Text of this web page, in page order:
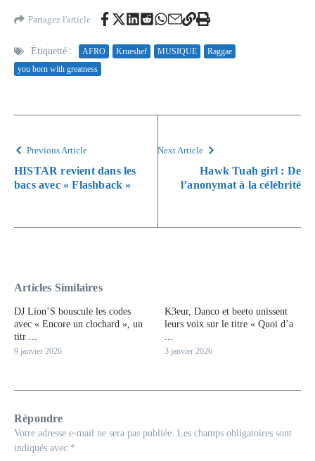
Partagez l'article
Étiquetté : AFRO Krueshef MUSIQUE
Raggae
you born with greatness
Previous Article
HISTAR revient dans les
bacs avec « Flashback »
Next Article
Hawk Tuah girl : De
l’anonymat à la célébrité
Articles Similaires
DJ Lion’S bouscule les codes
avec « Encore un clochard », un
titr ...
9 janvier 2026
K3eur, Danco et beeto unissent
leurs voix sur le titre « Quoi d’a
...
3 janvier 2026
Répondre
Votre adresse e-mail ne sera pas publiée. Les champs obligatoires sont
indiqués avec *